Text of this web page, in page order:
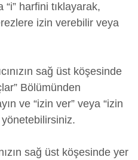
harfini tıklayarak,
izin verebilir veya
sağ üst köşesinde
Bölümünden
ve “izin ver” veya “izin
sağ üst köşesinde yer